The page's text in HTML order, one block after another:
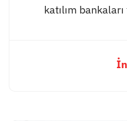
katılım